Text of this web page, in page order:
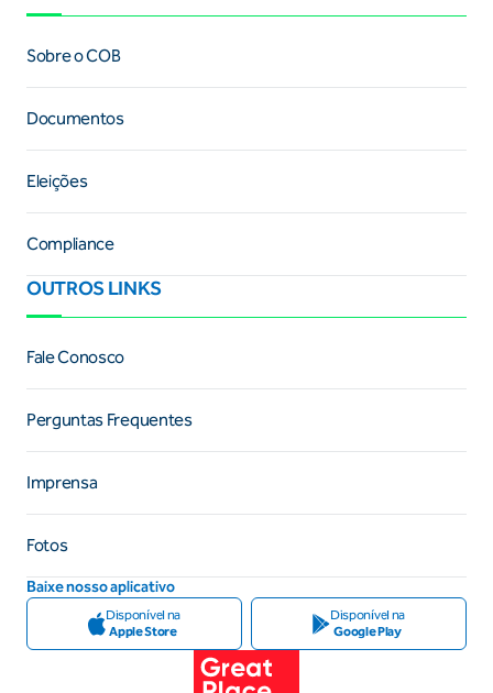
Sobre o COB
Documentos
Eleições
Compliance
OUTROS LINKS
Fale Conosco
Perguntas Frequentes
Imprensa
Fotos
Baixe nosso aplicativo
Disponível na
Apple Store
Disponível na
Google Play